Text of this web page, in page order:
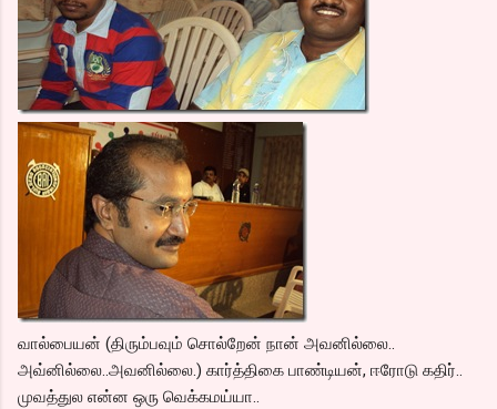
வால்பையன் (திரும்பவும் சொல்றேன் நான் அவனில்லை..
அவ்னில்லை..அவனில்லை.) கார்த்திகை பாண்டியன், ஈரோடு கதிர்..
முவத்துல என்ன ஒரு வெக்கமய்யா..